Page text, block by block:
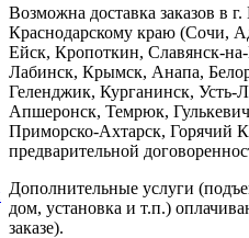
Возможна доставка заказов в
Краснодарскому краю (Сочи,
Ейск, Кропоткин, Славянск-
Лабинск, Крымск, Анапа,
Геленджик, Курганинск, Усть-
Апшеронск, Темрюк,
Приморско-Ахтарск, Горячий
предварительной
Дополнительные услуги
дом, установка и т.п.)
заказе).